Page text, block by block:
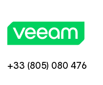
+33 (805) 080 476